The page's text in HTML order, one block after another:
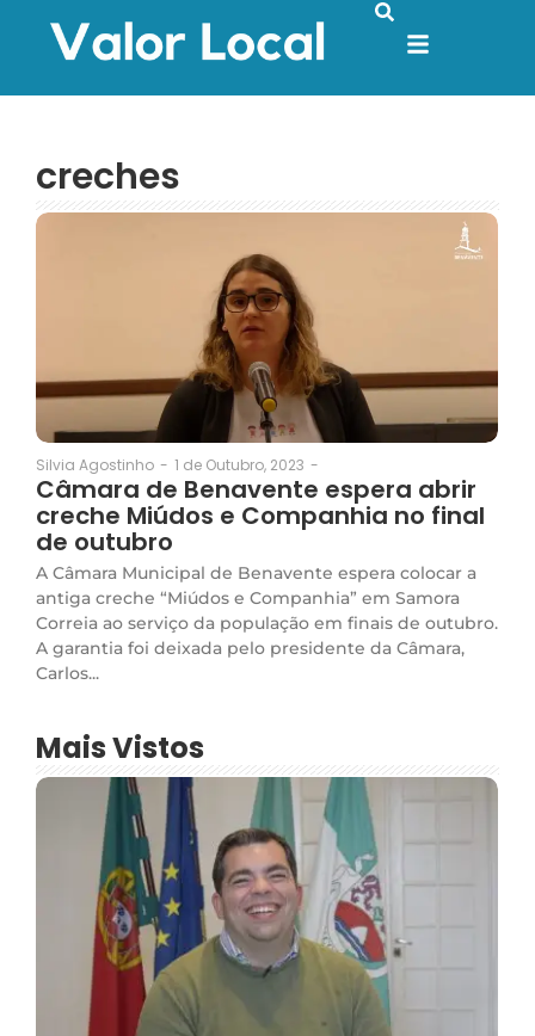
creches
Silvia Agostinho - 1 de Outubro, 2023 -
Câmara de Benavente espera abrir
creche Miúdos e Companhia no final
de outubro
A Câmara Municipal de Benavente espera colocar a
antiga creche “Miúdos e Companhia” em Samora
Correia ao serviço da população em finais de outubro.
A garantia foi deixada pelo presidente da Câmara,
Carlos...
Mais Vistos